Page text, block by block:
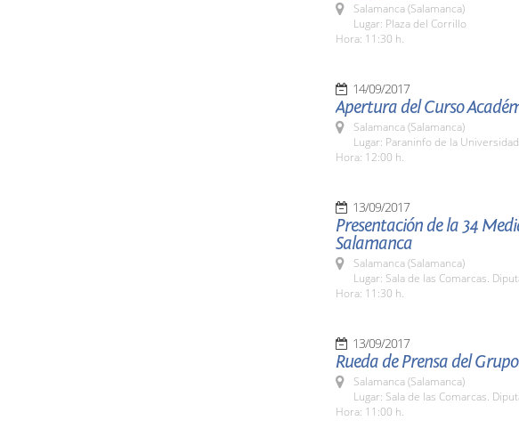
Salamanca (Salamanca)
Lugar: Plaza del Corrillo
Hora: 11:30 h.
14/09/2017
Apertura del Curso
Salamanca (Salamanca)
Lugar: Paraninfo de la
Hora: 12:00 h.
13/09/2017
Presentación de la 34
Salamanca
Salamanca (Salamanca)
Lugar: Sala de las Comarcas.
Hora: 11:30 h.
13/09/2017
Rueda de Prensa del
Salamanca (Salamanca)
Lugar: Sala de las Comarcas.
Hora: 11:00 h.